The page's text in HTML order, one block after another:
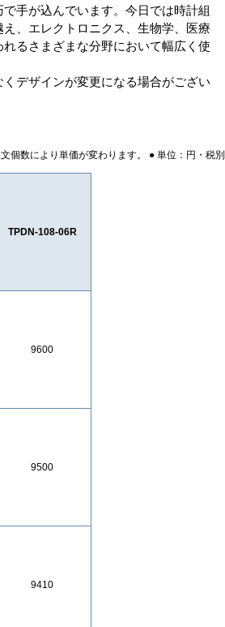
手が込んでいます。今日では時計組
、エレクトロニクス、生物学、医療
るさまざまな分野において幅広く使
デザインが変更になる場合がござい
個数により単価が変わります。 ● 単位：円・税別
TPDN-108-06R
9600
9500
9410